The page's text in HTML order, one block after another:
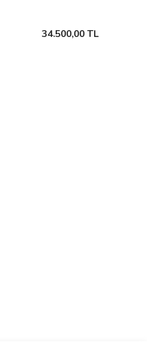
34.500,00 TL